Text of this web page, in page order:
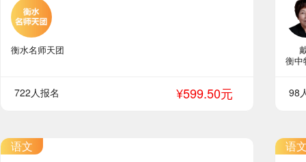
衡水名师天团
722人报名 ¥599.50元
衡中
98
语文 语